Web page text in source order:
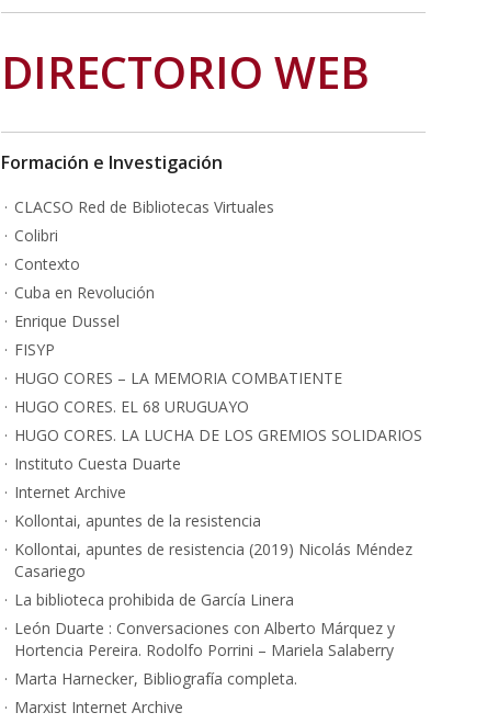
DIRECTORIO WEB
Formación e Investigación
CLACSO Red de Bibliotecas Virtuales
Colibri
Contexto
Cuba en Revolución
Enrique Dussel
FISYP
HUGO CORES – LA MEMORIA COMBATIENTE
HUGO CORES. EL 68 URUGUAYO
HUGO CORES. LA LUCHA DE LOS GREMIOS SOLIDARIOS
Instituto Cuesta Duarte
Internet Archive
Kollontai, apuntes de la resistencia
Kollontai, apuntes de resistencia (2019) Nicolás Méndez
Casariego
La biblioteca prohibida de García Linera
León Duarte : Conversaciones con Alberto Márquez y
Hortencia Pereira. Rodolfo Porrini – Mariela Salaberry
Marta Harnecker, Bibliografía completa.
Marxist Internet Archive